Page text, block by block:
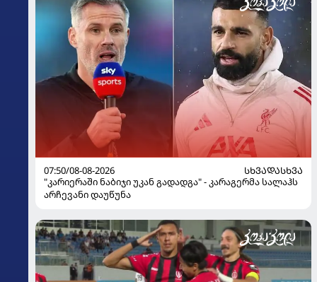
07:50/08-08-2026
ᲡᲮᲕᲐᲓᲐᲡᲮᲕᲐ
"კარიერაში ნაბიჯი უკან გადადგა" - კარაგერმა სალაჰს
არჩევანი დაუწუნა